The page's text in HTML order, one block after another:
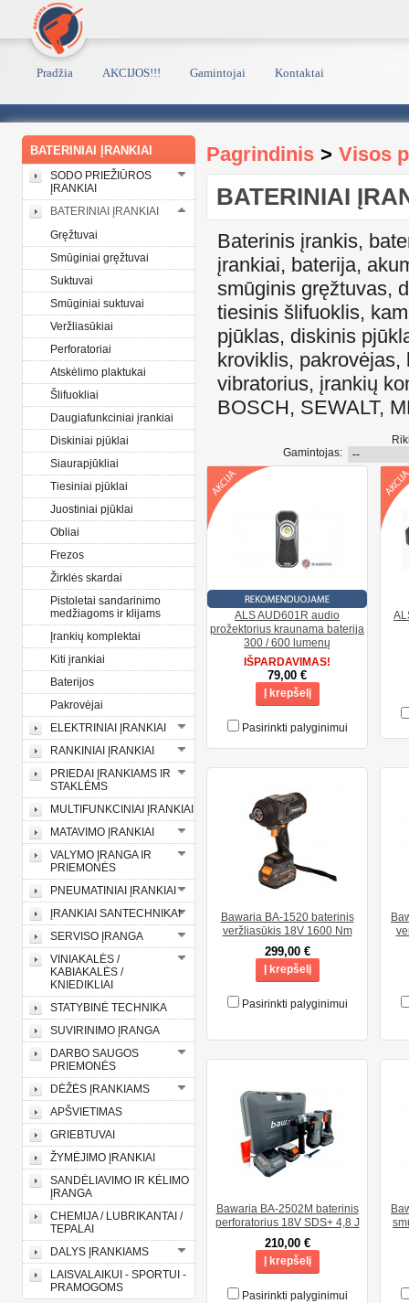
Pradžia AKCIJOS!!! Gamintojai Kontaktai
BATERINIAI ĮRANKIAI
SODO PRIEŽIŪROS
ĮRANKIAI
BATERINIAI ĮRANKIAI
Gręžtuvai
Smūginiai gręžtuvai
Suktuvai
Smūginiai suktuvai
Veržliasūkiai
Perforatoriai
Atskėlimo plaktukai
Šlifuokliai
Daugiafunkciniai įrankiai
Diskiniai pjūklai
Siaurapjūkliai
Tiesiniai pjūklai
Juostiniai pjūklai
Obliai
Frezos
Žirklės skardai
Pistoletai sandarinimo
medžiagoms ir klijams
Įrankių komplektai
Kiti įrankiai
Baterijos
Pakrovėjai
ELEKTRINIAI ĮRANKIAI
RANKINIAI ĮRANKIAI
PRIEDAI ĮRANKIAMS IR
STAKLĖMS
MULTIFUNKCINIAI ĮRANKIAI
MATAVIMO ĮRANKIAI
VALYMO ĮRANGA IR
PRIEMONĖS
PNEUMATINIAI ĮRANKIAI
ĮRANKIAI SANTECHNIKAI
SERVISO ĮRANGA
VINIAKALĖS /
KABIAKALĖS /
KNIEDIKLIAI
STATYBINĖ TECHNIKA
SUVIRINIMO ĮRANGA
DARBO SAUGOS
PRIEMONĖS
DĖŽĖS ĮRANKIAMS
APŠVIETIMAS
GRIEBTUVAI
ŽYMĖJIMO ĮRANKIAI
SANDĖLIAVIMO IR KĖLIMO
ĮRANGA
CHEMIJA / LUBRIKANTAI /
TEPALAI
DALYS ĮRANKIAMS
LAISVALAIKUI - SPORTUI -
PRAMOGOMS
Pagrindinis > Visos
BATERINIAI
Baterinis įrankis,
įrankiai, baterija,
smūginis gręžtuvas,
tiesinis šlifuoklis,
pjūklas, diskinis
kroviklis,
vibratorius, įrankių
BOSCH, SEWALT,
Gamintojas:
ALS AUD601R audio
prožektorius kraunama baterija
300 / 600 lumenų
IŠPARDAVIMAS!
79,00 €
Į krepšelį
Pasirinkti palyginimui
Bawaria BA-1520 baterinis
veržliasūkis 18V 1600 Nm
299,00 €
Į krepšelį
Pasirinkti palyginimui
Bawaria BA-2502M baterinis
perforatorius 18V SDS+ 4,8 J
210,00 €
Į krepšelį
Pasirinkti palyginimui